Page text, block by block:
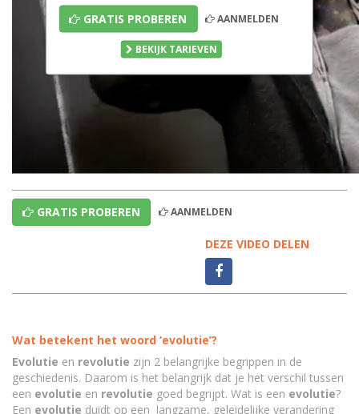
GRATIS PROBEREN AANMELDEN
BEKIJK TARIEVEN
GRATIS PROBEREN AANMELDEN
DEZE VIDEO DELEN
Wat betekent het woord ‘evolutie’?
Evolutie en revolutie zijn 2 belangrijke begrippen in de
geschiedenis. Daarom is het belangrijk dat je het verschil tussen
een evolutie en revolutie goed begrijpt. Wat is een evolutie?
Een evolutie duidt op een langzame, geleidelijke verandering